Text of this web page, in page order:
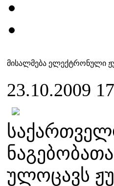
მისალმება ელექტრონული
23.10.2009
ულოცავს